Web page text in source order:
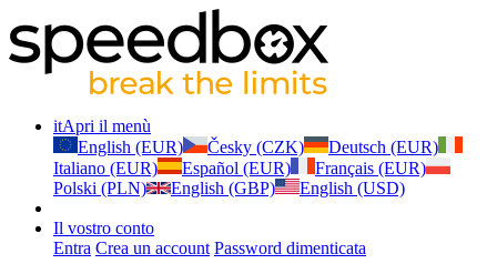
itApri il menù
English (EUR)
Česky (CZK)
Deutsch (EUR)
Italiano (EUR)
Español (EUR)
Français (EUR)
Polski (PLN)
English (GBP) English (USD)
Il vostro conto
Entra Crea un account Password dimenticata